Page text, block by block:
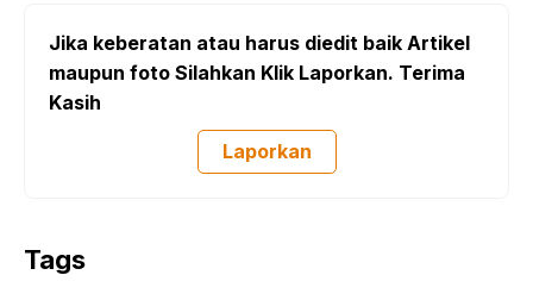
Jika keberatan atau harus diedit baik Artikel
maupun foto Silahkan Klik Laporkan. Terima
Kasih
Laporkan
Tags